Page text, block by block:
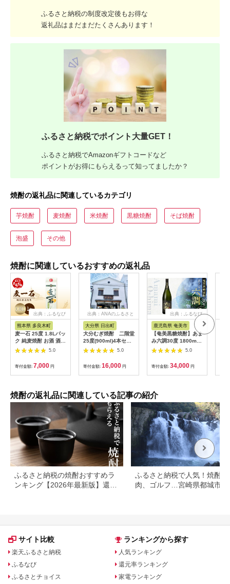
ふるさと納税の制度改定後もお得な
返礼品はまだまだたくさんあります！
ふるさと納税でポイント大量GET！
ふるさと納税でAmazonギフトコードなど
ポイントがお得にもらえるって知ってましたか？
焼酎の返礼品に関連しているカテゴリ
芋焼酎 麦焼酎 米焼酎 黒糖焼酎 そば焼酎
泡盛 その他
焼酎に関連しているおすすめの返礼品
出典：ふるなび
熊本県 多良木町
麦一石 25度 1.8Lパッ
ク 純麦焼酎 お酒 酒
さけ 焼酎 麦いっこく
しょうちゅう 純麦 麦
麹 国産麦 国産 国内産
恒松酒造 パック アル
コール 球磨 球磨焼酎
贈り物 ほんのり甘い
ほんのり ブランド 香
り 熊本県 熊本 多良木
町 多良木 040-0580
5.0
寄付金額: 7,000 円
出典：ANAのふるさと
大分県 日出町
大分むぎ焼酎 二階堂
25度(900ml)4本セッ
ト
5.0
寄付金額: 16,000 円
出典：ふるなび
鹿児島県 奄美市
【奄美黒糖焼酎】あま
み六調30度 1800ml 3
本 A082-003-035.0
寄付金額: 34,000 円
焼酎の返礼品に関連している記事の紹介
ふるさと納税の焼酎おすすめラ
ンキング【2026年最新版】還元
ふるさと納税で人気！焼酎や
肉、ゴルフ…宮崎県都城市の
サイト比較
楽天ふるさと納税
ふるなび
ふるさとチョイス
ランキングから探す
人気ランキング
還元率ランキング
家電ランキング